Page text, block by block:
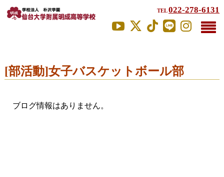
TEL022-278-6131
[部活動]女子バスケットボール部
ブログ情報はありません。